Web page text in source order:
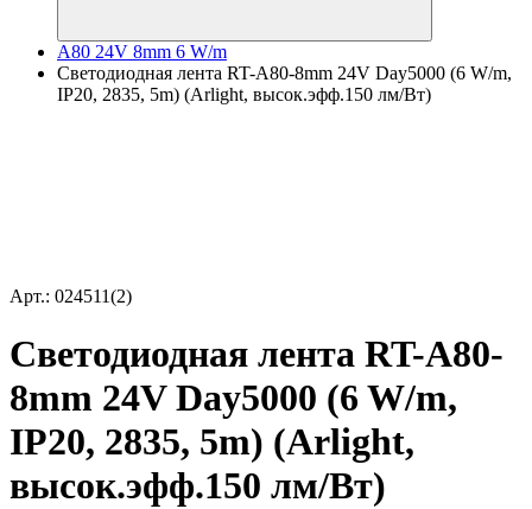
A80 24V 8mm 6 W/m
Светодиодная лента RT-A80-8mm 24V Day5000 (6 W/m,
IP20, 2835, 5m) (Arlight, высок.эфф.150 лм/Вт)
Арт.: 024511(2)
Светодиодная лента RT-A80-
8mm 24V Day5000 (6 W/m,
IP20, 2835, 5m) (Arlight,
высок.эфф.150 лм/Вт)